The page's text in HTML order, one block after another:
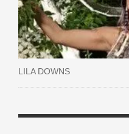
LILA DOWNS